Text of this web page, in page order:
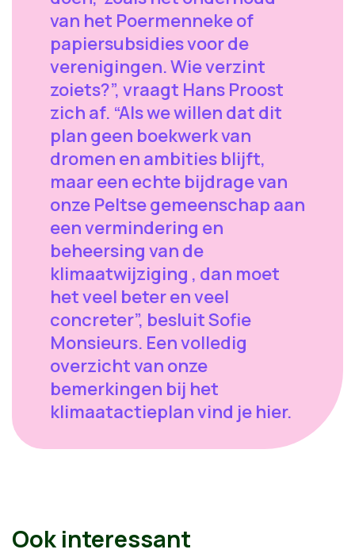
van het Poermenneke of
papiersubsidies voor de
verenigingen. Wie verzint
zoiets?”, vraagt Hans Proost
zich af. “Als we willen dat dit
plan geen boekwerk van
dromen en ambities blijft,
maar een echte bijdrage van
onze Peltse gemeenschap aan
een vermindering en
beheersing van de
klimaatwijziging , dan moet
het veel beter en veel
concreter”, besluit Sofie
Monsieurs. Een volledig
overzicht van onze
bemerkingen bij het
klimaatactieplan vind je hier.
Ook interessant